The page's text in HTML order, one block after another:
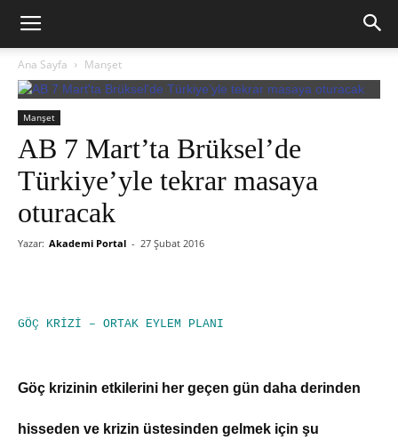
Ana Sayfa Manşet
Manşet
AB 7 Mart’ta Brüksel’de
Türkiye’yle tekrar masaya
oturacak
Yazar: Akademi Portal - 27 Şubat 2016
GÖÇ KRİZİ – ORTAK EYLEM PLANI
Göç krizinin etkilerini her geçen gün daha derinden
hisseden ve krizin üstesinden gelmek için şu